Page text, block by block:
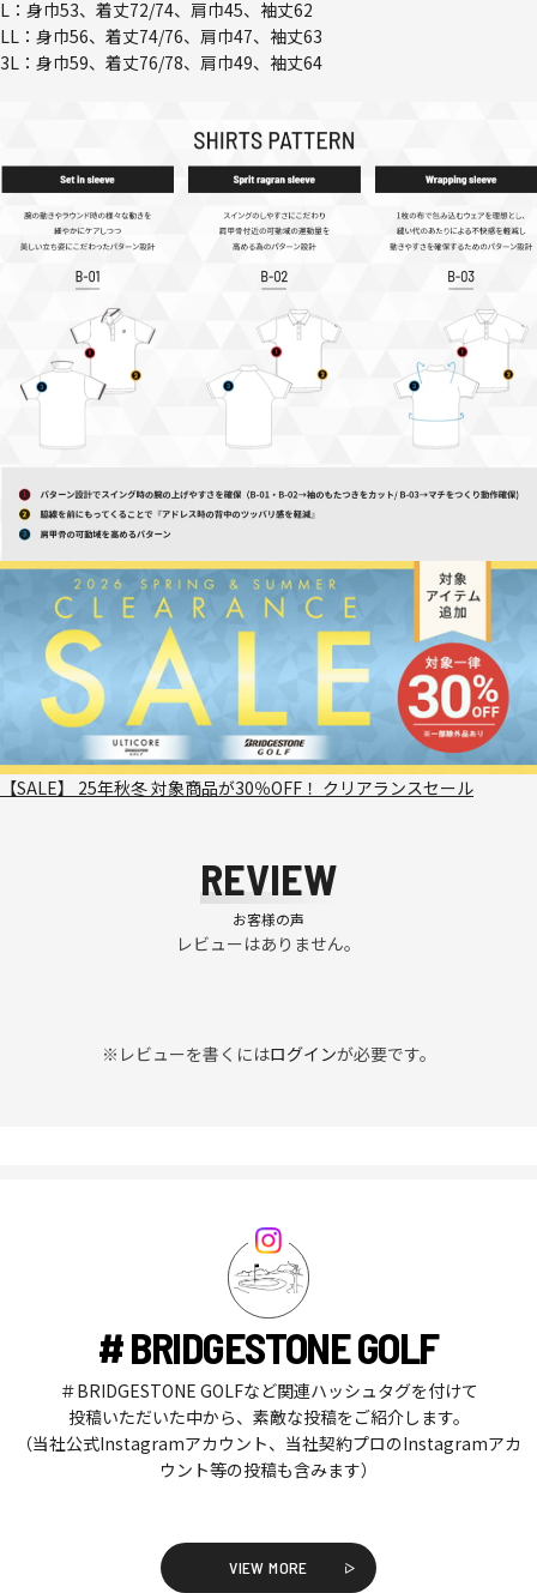
L：身巾53、着丈72/74、肩巾45、袖丈62
LL：身巾56、着丈74/76、肩巾47、袖丈63
3L：身巾59、着丈76/78、肩巾49、袖丈64
【SALE】 25年秋冬 対象商品が30％OFF！ クリアランスセール
REVIEW
お客様の声
レビューはありません。
※レビューを書くにはログインが必要です。
# BRIDGESTONE GOLF
＃BRIDGESTONE GOLFなど関連ハッシュタグを付けて
投稿いただいた中から、素敵な投稿をご紹介します。
（当社公式Instagramアカウント、当社契約プロのInstagramアカ
ウント等の投稿も含みます）
VIEW MORE